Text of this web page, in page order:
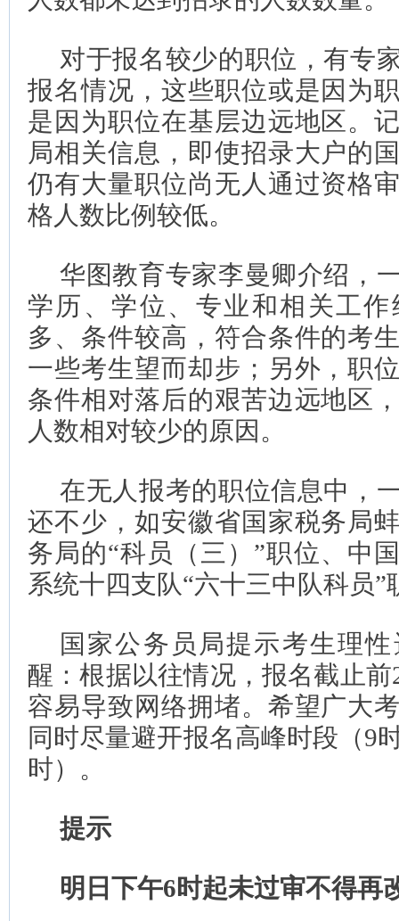
对于报名较少的职位，有专
报名情况，这些职位或是因为
是因为职位在基层边远地区。
局相关信息，即使招录大户的
仍有大量职位尚无人通过资格
格人数比例较低。
华图教育专家李曼卿介绍，
学历、学位、专业和相关工
多、条件较高，符合条件的考
一些考生望而却步；另外，职
条件相对落后的艰苦边远地区
人数相对较少的原因。
在无人报考的职位信息中，
还不少，如安徽省国家税务局
务局的“科员（三）”职位、中
系统十四支队“六十三中队科员”
国家公务员局提示考生理
醒：根据以往情况，报名截止
容易导致网络拥堵。希望广大
同时尽量避开报名高峰时段（9
时）。
提示
明日下午6时起未过审不得再